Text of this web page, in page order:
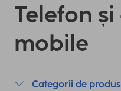
Telefon
mobile
Categorii de